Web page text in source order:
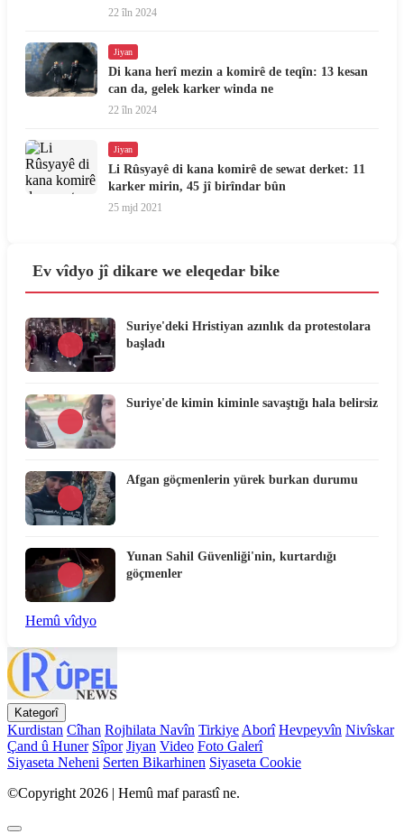
22 îln 2024
Jiyan
Di kana herî mezin a komirê de teqîn: 13 kesan
can da, gelek karker winda ne
22 îln 2024
Jiyan
Li Rûsyayê di kana komirê de sewat derket: 11
karker mirin, 45 jî birîndar bûn
25 mjd 2021
Ev vîdyo jî dikare we eleqedar bike
Suriye'deki Hristiyan azınlık da protestolara
başladı
Suriye'de kimin kiminle savaştığı hala belirsiz
Afgan göçmenlerin yürek burkan durumu
Yunan Sahil Güvenliği'nin, kurtardığı
göçmenler
Hemû vîdyo
Kategorî
Kurdistan Cîhan Rojhilata Navîn TirkiyeAborî Hevpeyvîn Nivîskar
Çand û Huner Sîpor Jiyan Video Foto Galerî
Siyaseta Neheni Serten Bikarhinen Siyaseta Cookie
©Copyright 2026 | Hemû maf parastî ne.